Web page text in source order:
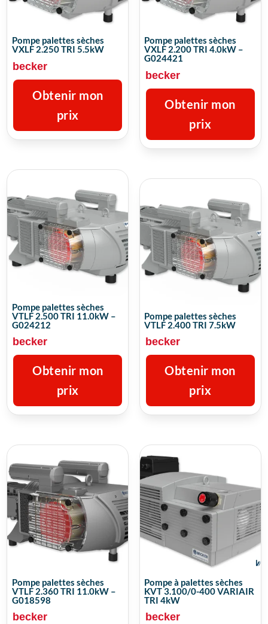
Pompe palettes sèches
VXLF 2.250 TRI 5.5kW
becker
Obtenir mon
prix
Pompe palettes sèches
VXLF 2.200 TRI 4.0kW –
G024421
becker
Obtenir mon
prix
Pompe palettes sèches
VTLF 2.500 TRI 11.0kW –
G024212
becker
Obtenir mon
prix
Pompe palettes sèches
VTLF 2.400 TRI 7.5kW
becker
Obtenir mon
prix
Pompe palettes sèches
VTLF 2.360 TRI 11.0kW –
G018598
becker
Pompe à palettes sèches
KVT 3.100/0-400 VARIAIR
TRI 4kW
becker